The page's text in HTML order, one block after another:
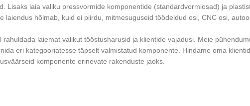
Lisaks laia valiku pressvormide komponentide (standardvormiosad) ja
laiendus hõlmab, kuid ei piirdu, mitmesuguseid töödeldud osi, CNC osi,
laiemat valikut tööstusharusid ja klientide vajadusi. Meie
eri kategooriatesse täpselt valmistatud komponente. Hindame oma
komponente erinevate rakenduste jaoks.